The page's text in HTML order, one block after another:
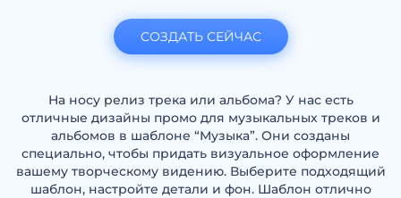
На носу релиз трека или альбома? У нас есть
отличные дизайны промо для музыкальных треков и
альбомов в шаблоне “Музыка”. Они созданы
специально, чтобы придать визуальное оформление
вашему творческому видению. Выберите подходящий
шаблон, настройте детали и фон. Шаблон отлично
СОЗДАТЬ СЕЙЧАС